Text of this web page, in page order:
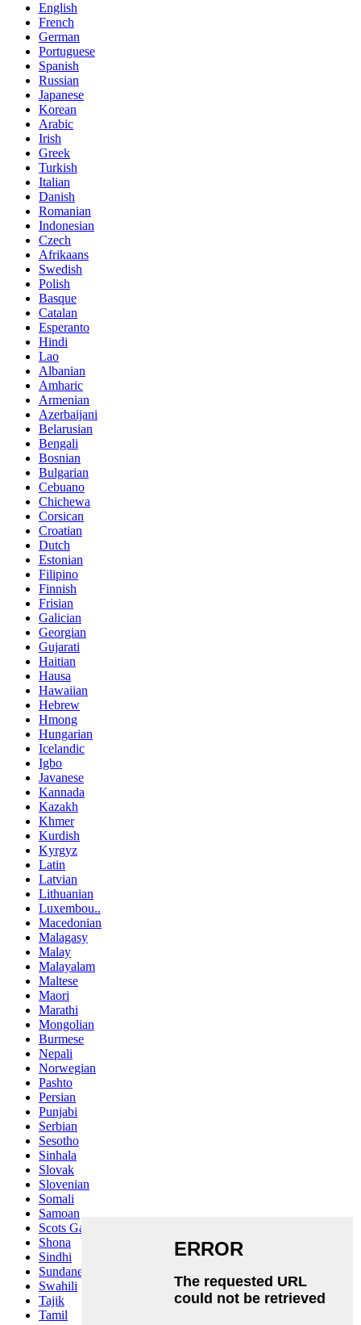
English
French
German
Portuguese
Spanish
Russian
Japanese
Korean
Arabic
Irish
Greek
Turkish
Italian
Danish
Romanian
Indonesian
Czech
Afrikaans
Swedish
Polish
Basque
Catalan
Esperanto
Hindi
Lao
Albanian
Amharic
Armenian
Azerbaijani
Belarusian
Bengali
Bosnian
Bulgarian
Cebuano
Chichewa
Corsican
Croatian
Dutch
Estonian
Filipino
Finnish
Frisian
Galician
Georgian
Gujarati
Haitian
Hausa
Hawaiian
Hebrew
Hmong
Hungarian
Icelandic
Igbo
Javanese
Kannada
Kazakh
Khmer
Kurdish
Kyrgyz
Latin
Latvian
Lithuanian
Luxembou..
Macedonian
Malagasy
Malay
Malayalam
Maltese
Maori
Marathi
Mongolian
Burmese
Nepali
Norwegian
Pashto
Persian
Punjabi
Serbian
Sesotho
Sinhala
Slovak
Slovenian
Somali
Samoan
Scots Gaelic
Shona
Sindhi
Sundanese
Swahili
Tajik
Tamil